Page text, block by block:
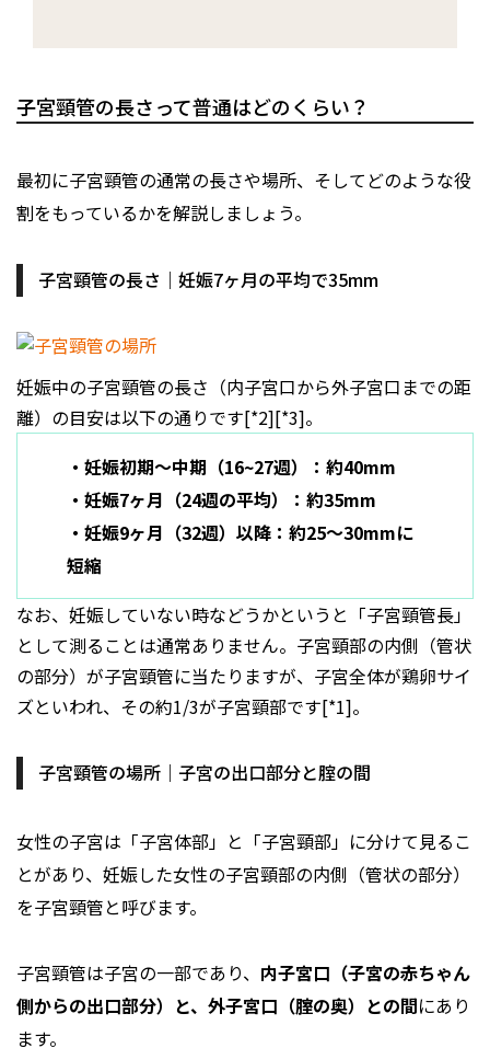
子宮頸管の長さって普通はどのくらい？
最初に子宮頸管の通常の長さや場所、そしてどのような役
割をもっているかを解説しましょう。
子宮頸管の長さ｜妊娠7ヶ月の平均で35mm
妊娠中の子宮頸管の長さ（内子宮口から外子宮口までの距
離）の目安は以下の通りです[*2][*3]。
・妊娠初期〜中期（16~27週）：約40mm
・妊娠7ヶ月（24週の平均）：約35mm
・妊娠9ヶ月（32週）以降：約25〜30mmに
短縮
なお、妊娠していない時などうかというと「子宮頸管長」
として測ることは通常ありません。子宮頸部の内側（管状
の部分）が子宮頸管に当たりますが、子宮全体が鶏卵サイ
ズといわれ、その約1/3が子宮頸部です[*1]。
子宮頸管の場所｜子宮の出口部分と腟の間
女性の子宮は「子宮体部」と「子宮頸部」に分けて見るこ
とがあり、妊娠した女性の子宮頸部の内側（管状の部分）
を子宮頸管と呼びます。
子宮頸管は子宮の一部であり、 内子宮口（子宮の赤ちゃん
側からの出口部分）と、外子宮口（腟の奥）との間にあり
ます。